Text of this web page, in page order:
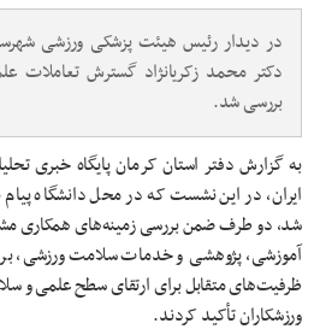
در دیدار رئیس هیئت پزشکی ورزشی
دکتر محمد زکریانژاد گسترش تعاملات
بررسی شد.
به گزارش دفتر استان کرمان پایگاه خبری
ایران، در این نشست که در محل دانشگاه پیام
شد، دو طرف ضمن بررسی زمینه‌های همکاری
آموزشی، پژوهشی و خدمات سلامت ورزشی، بر
ظرفیت‌های متقابل برای ارتقای سطح علمی و
ورزشکاران تأکید کردند.